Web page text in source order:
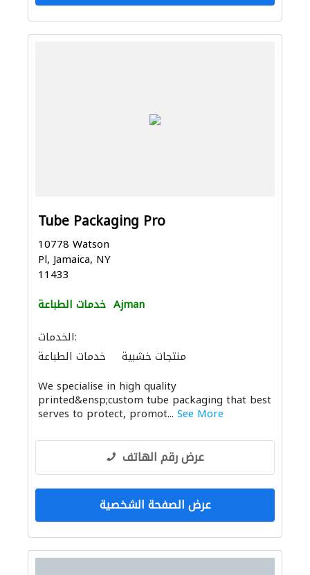
Tube Packaging Pro
10778 Watson
Pl, Jamaica, NY
11433
خدمات الطباعة Ajman
الخدمات:
خدمات الطباعة
منتجات خشبية
We specialise in high quality
printed&ensp;custom tube packaging that best
serves to protect, promot... See More
عرض رقم الهاتف
عرض الصفحة الشخصية